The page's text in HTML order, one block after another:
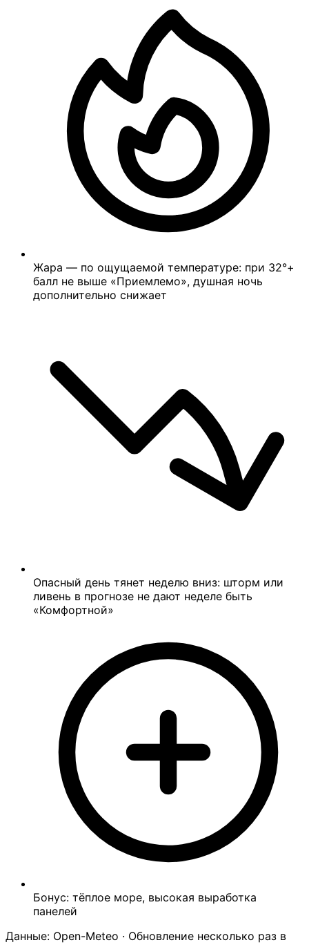
Жара — по ощущаемой температуре: при 32°+
балл не выше «Приемлемо», душная ночь
дополнительно снижает
Опасный день тянет неделю вниз: шторм или
ливень в прогнозе не дают неделе быть
«Комфортной»
Бонус: тёплое море, высокая выработка
панелей
Данные: Open-Meteo · Обновление несколько раз в